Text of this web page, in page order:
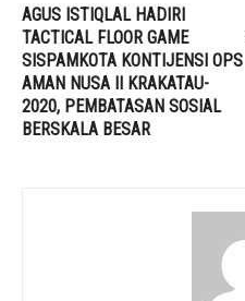
AGUS ISTIQLAL HADIRI
TACTICAL FLOOR GAME
SISPAMKOTA KONTIJENSI OPS
AMAN NUSA II KRAKATAU-
2020, PEMBATASAN SOSIAL
BERSKALA BESAR